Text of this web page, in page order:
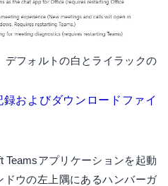
デフォルトの白とライラックの
録およびダウンロードファイ
Teamsアプリケーションを起動
ドウの左上隅にあるハンバーガ